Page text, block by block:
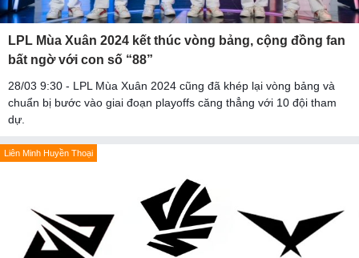
LPL Mùa Xuân 2024 kết thúc vòng bảng, cộng đồng fan
bất ngờ với con số “88”
28/03 9:30 - LPL Mùa Xuân 2024 cũng đã khép lại vòng bảng và
chuẩn bị bước vào giai đoạn playoffs căng thẳng với 10 đội tham
dự.
Liên Minh Huyền Thoại